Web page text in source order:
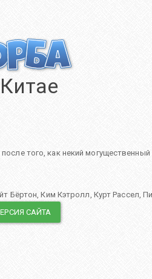
того, как некий
Бёртон,Ким Кэтролл, Курт Рассел,
САЙТА